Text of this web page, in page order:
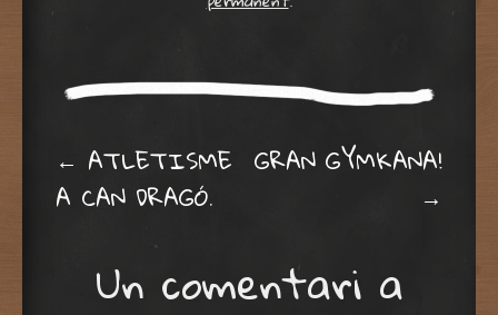
Post navigation
← ATLETISME
A CAN DRAGÓ.
GRAN GYMKANA!
→
Un comentari a